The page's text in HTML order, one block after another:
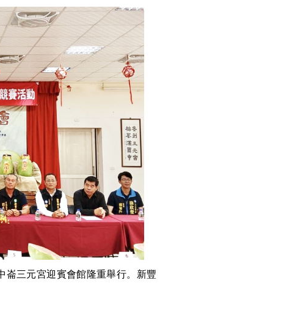
崙三元宮迎賓會館隆重舉行。新豐